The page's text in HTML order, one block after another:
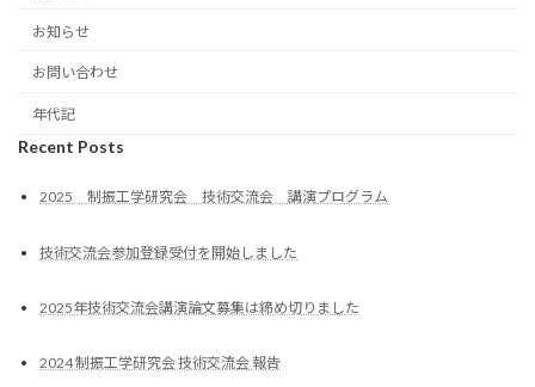
お知らせ
お問い合わせ
年代記
Recent Posts
2025 制振工学研究会 技術交流会 講演プログラム
技術交流会参加登録受付を開始しました
2025年技術交流会講演論文募集は締め切りました
2024 制振工学研究会 技術交流会 報告